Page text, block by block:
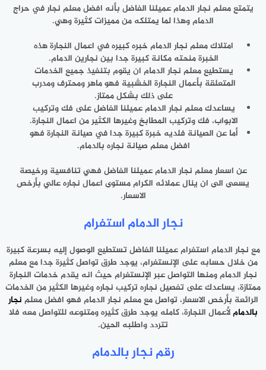
يتمتع معلم نجار الدمام عميلنا الفاضل بأنه افضل معلم نجار في حراج
الدمام وهذا لما يمتلكه من مميزات كثيرة وهي.
امتلاك معلم نجار الدمام خبره كبيره في اعمال النجارة هذه
الخبرة منحته مكانة كبيرة جدا بين نجارين الدمام.
يستطيع معلم نجار الدمام ان يقوم بتنفيذ جميع الخدمات
المتعلقة بأعمال النجارة الخشبية فهو ماهر ومحترف ومدرب
على ذلك بشكل ممتاز.
يساعدك معلم نجار الدمام عميلنا الفاضل على فك وتركيب
الابواب، فك وتركيب المطابخ وغيرها الكثير من اعمال النجارة.
أما عن الصيانة فلديه خبرة كبيرة جدا في صيانة النجارة فهو
افضل معلم صيانة نجاره بالدمام.
عن اسعار معلم نجار الدمام عميلنا الفاضل فهي تنافسية ورخيصة
يسعى الى ان ينال عملائه الكرام مستوى اعمال نجاره عالي بأرخص
الاسعار.
نجار الدمام استفرام
مع نجار الدمام استفرام عميلنا الفاضل تستطيع الوصول إليه بسرعة كبيرة
من خلال حسابه على الإنستغرام، يوجد طرق تواصل كثيرة جدا مع معلم
نجار الدمام ومنها التواصل عبر الإنستغرام حيث انه يقدم خدمات النجارة
ممتازة، يساعدك على تفصيل نجاره تركيب نجاره وغيرها الكثير من الخدمات
الرائعة بأرخص الاسعار، تواصل مع معلم نجار الدمام فهو افضل معلم نجار
بالدماملأعمال النجارة، كامله يوجد طرق كثيره ومتنوعه للتواصل معه فلا
تتردد واطلبه الحين.
رقم نجار بالدمام